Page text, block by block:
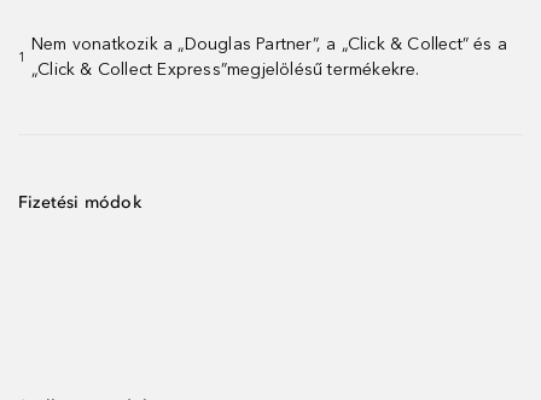
1
Nem vonatkozik a „Douglas Partner”, a „Click & Collect” és a
„Click & Collect Express”megjelölésű termékekre.
Fizetési módok